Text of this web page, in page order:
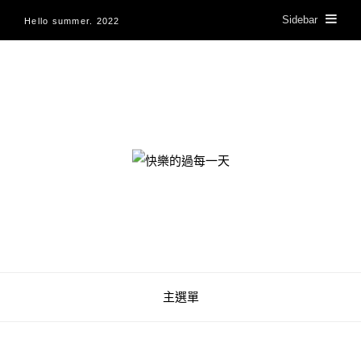
Hello summer. 2022 Sidebar
快樂的過每一天
主選單